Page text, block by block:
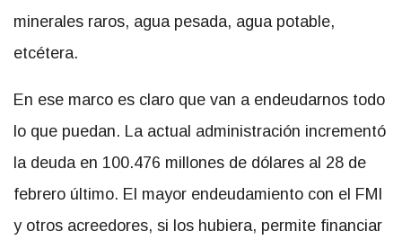
minerales raros, agua pesada, agua potable,
etcétera.
En ese marco es claro que van a endeudarnos todo
lo que puedan. La actual administración incrementó
la deuda en 100.476 millones de dólares al 28 de
febrero último. El mayor endeudamiento con el FMI
y otros acreedores, si los hubiera, permite financiar